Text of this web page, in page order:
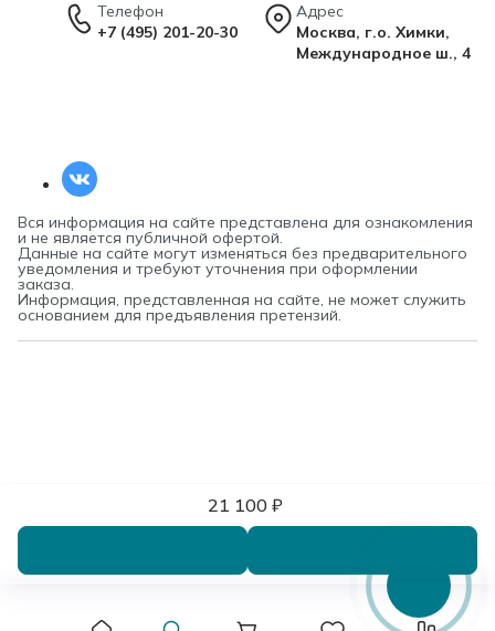
21 100 ₽
Телефон
+7 (495) 201-20-30
Адрес
Москва, г.о. Химки,
Международное ш., 4
Вся информация на сайте представлена для ознакомления
и не является публичной офертой.
Данные на сайте могут изменяться без предварительного
уведомления и требуют уточнения при оформлении
заказа.
Информация, представленная на сайте, не может служить
основанием для предъявления претензий.